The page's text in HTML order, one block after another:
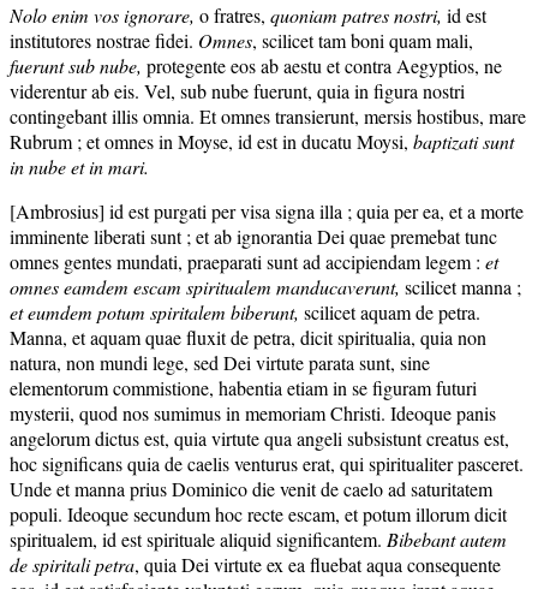
Nolo enim vos ignorare, o fratres, quoniam patres nostri, id est
institutores nostrae fidei. Omnes, scilicet tam boni quam mali,
fuerunt sub nube, protegente eos ab aestu et contra Aegyptios, ne
viderentur ab eis. Vel, sub nube fuerunt, quia in figura nostri
contingebant illis omnia. Et omnes transierunt, mersis hostibus, mare
Rubrum ; et omnes in Moyse, id est in ducatu Moysi, baptizati sunt
in nube et in mari.
[Ambrosius] id est purgati per visa signa illa ; quia per ea, et a morte
imminente liberati sunt ; et ab ignorantia Dei quae premebat tunc
omnes gentes mundati, praeparati sunt ad accipiendam legem : et
omnes eamdem escam spiritualem manducaverunt, scilicet manna ;
et eumdem potum spiritalem biberunt, scilicet aquam de petra.
Manna, et aquam quae fluxit de petra, dicit spiritualia, quia non
natura, non mundi lege, sed Dei virtute parata sunt, sine
elementorum commistione, habentia etiam in se figuram futuri
mysterii, quod nos sumimus in memoriam Christi. Ideoque panis
angelorum dictus est, quia virtute qua angeli subsistunt creatus est,
hoc significans quia de caelis venturus erat, qui spiritualiter pasceret.
Unde et manna prius Dominico die venit de caelo ad saturitatem
populi. Ideoque secundum hoc recte escam, et potum illorum dicit
spiritualem, id est spirituale aliquid significantem. Bibebant autem
de spiritali petra, quia Dei virtute ex ea fluebat aqua consequente